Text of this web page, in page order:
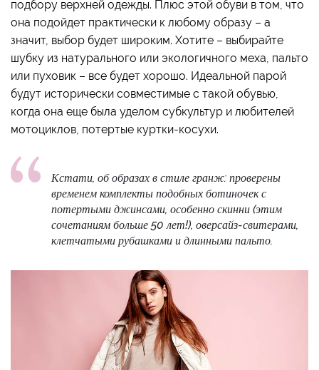
подбору верхней одежды. Плюс этой обуви в том, что
она подойдет практически к любому образу – а
значит, выбор будет широким. Хотите – выбирайте
шубку из натурального или экологичного меха, пальто
или пуховик – все будет хорошо. Идеальной парой
будут исторически совместимые с такой обувью,
когда она еще была уделом субкультур и любителей
мотоциклов, потертые куртки-косухи.
Кстати, об образах в стиле гранж: проверены
временем комплекты подобных ботиночек с
потертыми джинсами, особенно скинни (этим
сочетаниям больше 50 лет!), оверсайз-свитерами,
клетчатыми рубашками и длинными пальто.